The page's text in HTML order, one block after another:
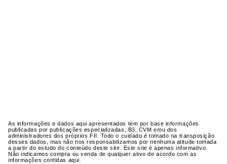
As informações e dados aqui apresentados tem por base informações
publicadas por publicações especializadas, B3, CVM e/ou dos
administradores dos próprios FII. Todo o cuidado é tomado na transposição
desses dados, mas não nos responsabilizamos por nenhuma atitude tomada
a partir do estudo do conteúdo deste site. Este site é apenas informativo.
Não indicamos compra ou venda de qualquer ativo de acordo com as
informações contidas aqui.